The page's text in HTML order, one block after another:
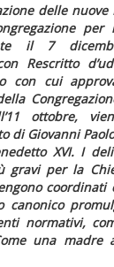
delle nuove
il 7
Rescritto
con cui
ottobre,
di Giovanni
XVI. I
gravi per la
coordinati
canonico
normativi,
una madre